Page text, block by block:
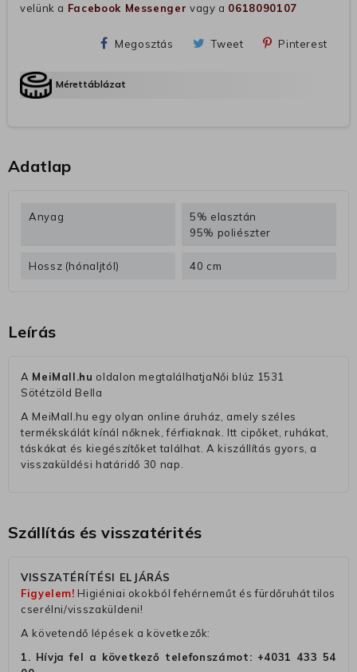
velünk a Facebook Messenger vagy a 0618090107
Megosztás Tweet Pinterest
Mérettáblázat
Adatlap
Anyag
5% elasztán
95% poliészter
Hossz (hónaljtól) 40 cm
Leírás
A MeiMall.hu oldalon megtalálhatjaNői blúz 1531
Sötétzöld Bella
A MeiMall.hu egy olyan online áruház, amely széles
termékskálát kínál nőknek, férfiaknak. Itt cipőket, ruhákat,
táskákat és kiegészítőket találhat. A kiszállítás gyors, a
visszaküldési határidő 30 nap.
Szállítás és visszatérités
VISSZATÉRÍTÉSI ELJÁRÁS
Figyelem! Higiéniai okokból fehérneműt és fürdőruhát tilos
cserélni/visszaküldeni!
A követendő lépések a következők:
1. Hívja fel a következő telefonszámot: +4031 433 54